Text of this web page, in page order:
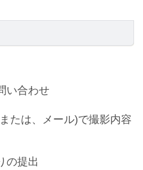
い合わせ
または、メール)で撮影内容
の提出